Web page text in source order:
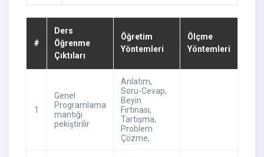
#
Ders
Öğrenme
Çıktıları
Öğretim
Yöntemleri
Ölçme
Yöntemleri
1
Genel
Programlama
mantığı
pekiştirilir
Anlatım,
Soru-Cevap,
Beyin
Fırtınası,
Tartışma,
Problem
Çözme,